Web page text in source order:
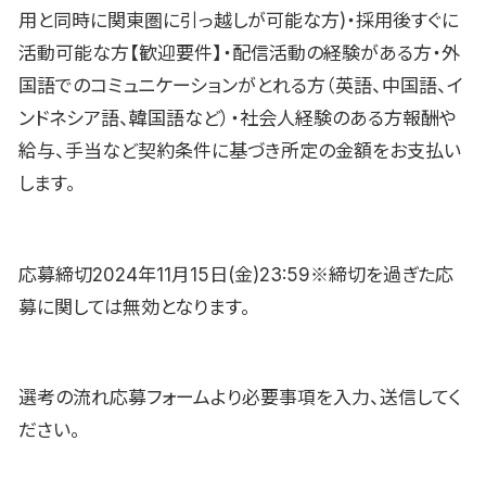
用と同時に関東圏に引っ越しが可能な方)・採用後すぐに
活動可能な方【歓迎要件】・配信活動の経験がある方・外
国語でのコミュニケーションがとれる方（英語、中国語、イ
ンドネシア語、韓国語など）・社会人経験のある方報酬や
給与、手当など契約条件に基づき所定の金額をお支払い
します。
応募締切2024年11月15日(金)23:59※締切を過ぎた応
募に関しては無効となります。
選考の流れ応募フォームより必要事項を入力、送信してく
ださい。